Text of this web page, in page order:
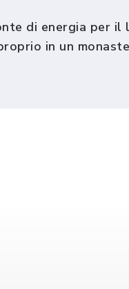
di energia per
in un